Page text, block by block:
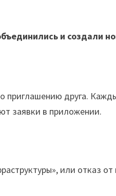
и создали
приглашению друга.
заявки в приложении.
или отказ от